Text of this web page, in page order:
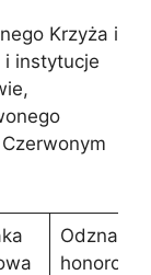
Krzyża i
i instytucje
Odznaka
honorowa